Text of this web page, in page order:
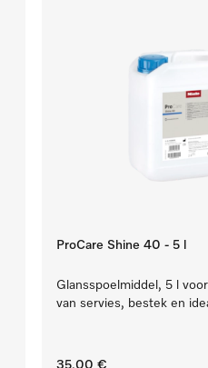
ProCare Shine 40 - 5 l
Glansspoelmiddel, 5 l
van servies, bestek en
35,00 €